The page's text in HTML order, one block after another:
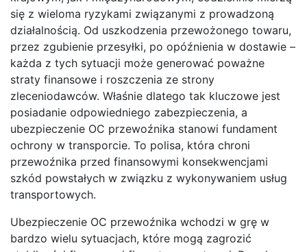
się z wieloma ryzykami związanymi z prowadzoną
działalnością. Od uszkodzenia przewożonego towaru,
przez zgubienie przesyłki, po opóźnienia w dostawie –
każda z tych sytuacji może generować poważne
straty finansowe i roszczenia ze strony
zleceniodawców. Właśnie dlatego tak kluczowe jest
posiadanie odpowiedniego zabezpieczenia, a
ubezpieczenie OC przewoźnika stanowi fundament
ochrony w transporcie. To polisa, która chroni
przewoźnika przed finansowymi konsekwencjami
szkód powstałych w związku z wykonywaniem usług
transportowych.
Ubezpieczenie OC przewoźnika wchodzi w grę w
bardzo wielu sytuacjach, które mogą zagrozić